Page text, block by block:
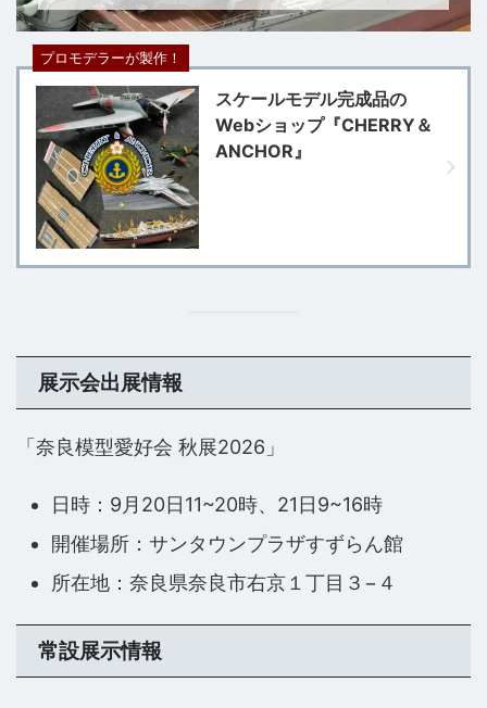
スケールモデル完成品の
Webショップ『CHERRY＆
ANCHOR』
プロモデラーが製作！
展示会出展情報
「奈良模型愛好会 秋展2026」
日時：9月20日11~20時、21日9~16時
開催場所：サンタウンプラザすずらん館
所在地：奈良県奈良市右京１丁目３−４
常設展示情報